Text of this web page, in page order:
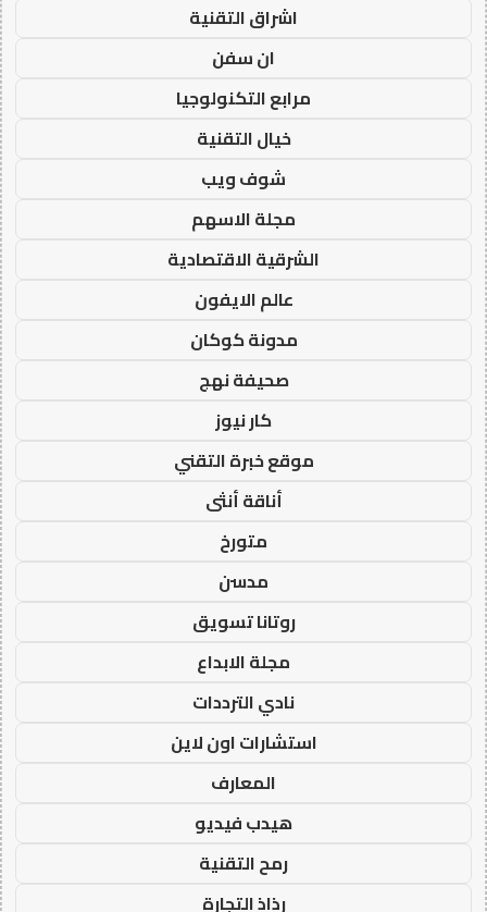
اشراق التقنية
ان سفن
مرابع التكنولوجيا
خيال التقنية
شوف ويب
مجلة الاسهم
الشرقية الاقتصادية
عالم الايفون
مدونة كوكان
صحيفة نهج
كار نيوز
موقع خبرة التقني
أناقة أنثى
متورخ
مدسن
روتانا تسويق
مجلة الابداع
نادي الترددات
استشارات اون لاين
المعارف
هيدب فيديو
رمح التقنية
رذاذ التجارة